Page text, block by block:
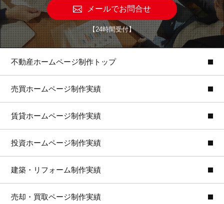
メールでお問合せ
【24時間受付】
不動産ホームページ制作トップ
売買ホームページ制作実績
賃貸ホームページ制作実績
投資ホームページ制作実績
建築・リフォーム制作実績
売却・買取ページ制作実績